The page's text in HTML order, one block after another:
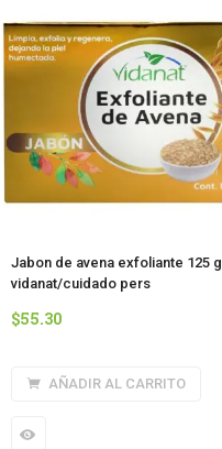
Jabon de avena exfoliante 125 g
vidanat/cuidado pers
$55.30
AÑADIR AL CARRITO